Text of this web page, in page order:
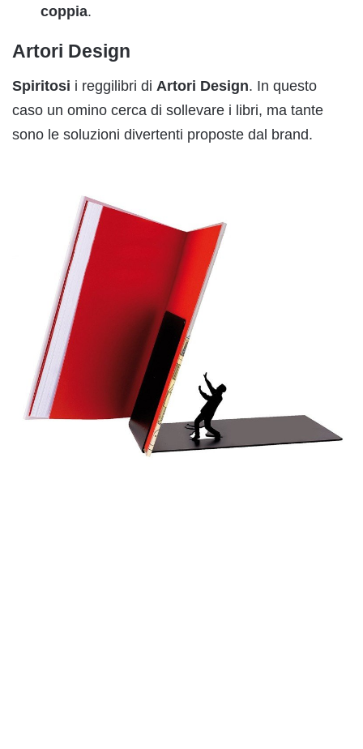
coppia.
Artori Design
Spiritosi i reggilibri di Artori Design. In questo
caso un omino cerca di sollevare i libri, ma tante
sono le soluzioni divertenti proposte dal brand.